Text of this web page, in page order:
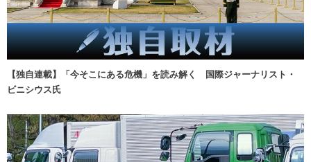
【独自連載】「今そこにある危機」を読み解く 国際ジャーナリスト・
ビニシウス氏